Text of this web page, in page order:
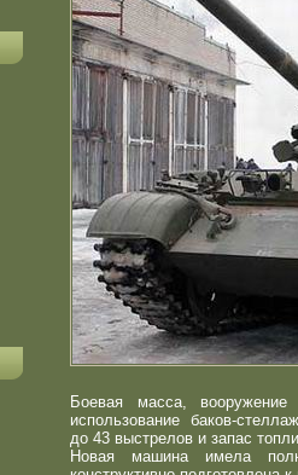
Боевая масса,
использование баков-
до 43 выстрелов и запас
Новая машина имела